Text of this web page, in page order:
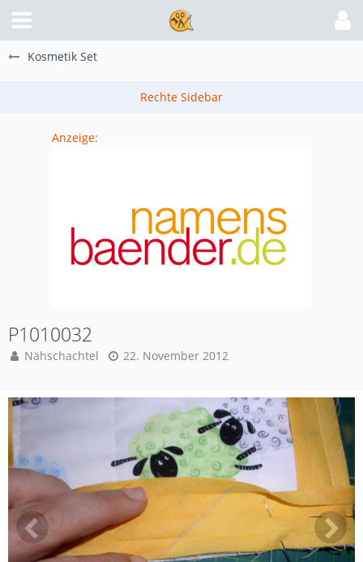
Kosmetik Set
Anzeige:
P1010032
Nähschachtel 22. November 2012